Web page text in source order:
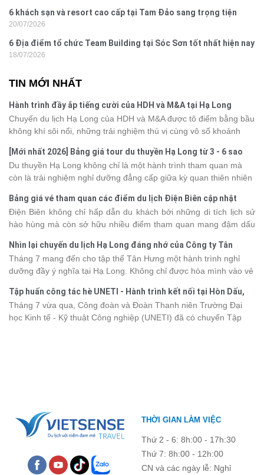
6 khách sạn và resort cao cấp tại Tam Đảo sang trọng tiện
nghi
20/07/2026
6 Địa điểm tổ chức Team Building tại Sóc Sơn tốt nhất hiện nay
18/07/2026
TIN MỚI NHẤT
Hành trình đầy ắp tiếng cười của HDH và M&A tại Hạ Long
Chuyến du lịch Hạ Long của HDH và M&A được tô điểm bằng bầu
không khí sôi nổi, những trải nghiệm thú vị cùng vô số khoảnh
phút giây đồng hành bên nhau, tất cả đã tạo nên một chuyến đi
tràn đầy cảm xúc và dấu ấn khó quên.
[Mới nhất 2026] Bảng giá tour du thuyền Hạ Long từ 3 - 6 sao
Du thuyền Hạ Long không chỉ là một hành trình tham quan mà
còn là trải nghiệm nghỉ dưỡng đẳng cấp giữa kỳ quan thiên nhiên
khác nhau, khiến nhiều du khách băn khoăn khi lựa chọn. Bài viết
dưới đây sẽ cập nhật bảng giá tour du thuyền Hạ Long mới nhất
2026 từ 3 - 6 sao, giúp bạn dễ dàng so sánh và tìm được hành
trình phù hợp với nhu cầu cũng như ngân sách.
Bảng giá vé tham quan các điểm du lịch Điện Biên cập nhật
2026
Điện Biên không chỉ hấp dẫn du khách bởi những di tích lịch sử
hào hùng mà còn sở hữu nhiều điểm tham quan mang đậm dấu
phá vùng đất này, việc cập nhật trước giá vé sẽ giúp bạn chủ
động hơn trong lịch trình và chi phí. Cùng Vietsense Travel tham
khảo bảng giá vé tham quan các điểm du lịch Điện Biênmới nhất
năm 2026 ngay dưới đây.
Nhìn lại chuyến du lịch Hạ Long đáng nhớ của Công ty Tân
Hưng 2026
Tháng 7 mang đến cho tập thể Tân Hưng một hành trình nghỉ
dưỡng đầy ý nghĩa tại Hạ Long. Không chỉ được hòa mình vào vẻ
kết, sẻ chia và lưu giữ nhiều khoảnh khắc đáng nhớ. Hãy cùng
nhìn lại chuyến đi ngập tràn niềm vui và những trải nghiệm khó
quên.
Tập huấn công tác hè UNETI - Hành trình kết nối tại Hòn Dấu,
Đồ Sơn
Tháng 7 vừa qua, Công đoàn và Đoàn Thanh niên Trường Đại
học Kinh tế - Kỹ thuật Công nghiệp (UNETI) đã có chuyến Tập
THỜI GIAN LÀM VIỆC
Thứ 2 - 6: 8h:00 - 17h:30
Thứ 7: 8h:00 - 12h:00
CN và các ngày lễ: Nghỉ